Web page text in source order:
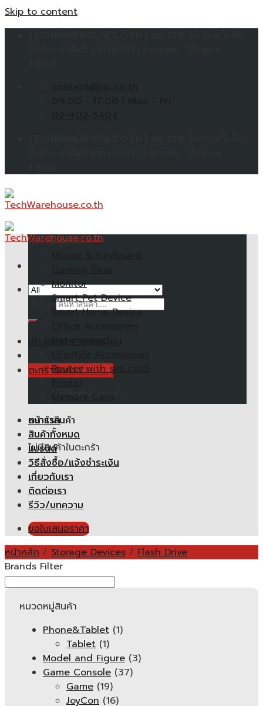
Skip to content
ตะกร้าสินค้า /0.00฿
ไม่มีสินค้าในตะกร้า
ตะกร้าสินค้า
ไม่มีสินค้าในตะกร้า
หมวดหมู่สินค้า
Monitor
Smart Pet Device
Smart Home Device
Router with sim card
Memory Card
หน้าแรก
สินค้าทั้งหมด
แบรนด์
วิธีสั่งซื้อ/แจ้งชำระเงิน
เกี่ยวกับเรา
ติดต่อเรา
รีวิว/บทความ
ขอใบเสนอราคา
หน้าหลัก / Storage Devices / Flash Drive
Brands Filter
หมวดหมู่สินค้า
Phone&Tablet (1)
Tablet (1)
Model and Figure (3)
Game Console (37)
Game (19)
JoyCon (16)